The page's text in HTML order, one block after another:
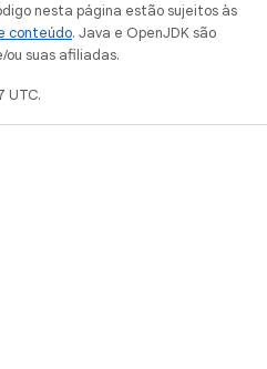
nesta página estão sujeitos às
conteúdo. Java e OpenJDK são
suas afiliadas.
UTC.